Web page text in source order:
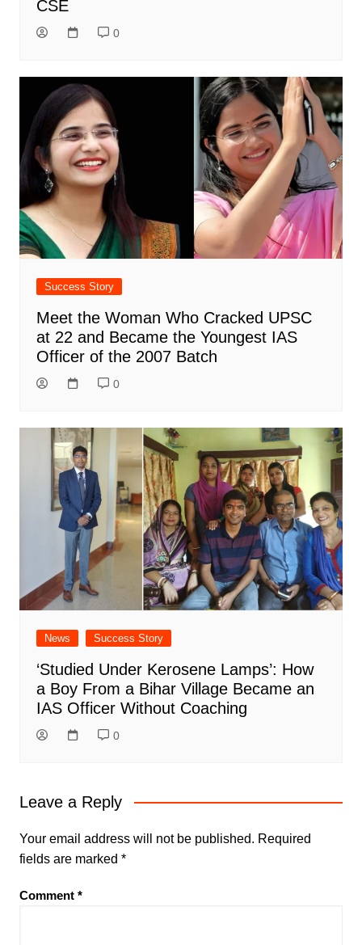
CSE
0
Success Story
Meet the Woman Who Cracked UPSC
at 22 and Became the Youngest IAS
Officer of the 2007 Batch
0
News Success Story
‘Studied Under Kerosene Lamps’: How
a Boy From a Bihar Village Became an
IAS Officer Without Coaching
0
Leave a Reply
Your email address will not be published. Required
fields are marked *
Comment *